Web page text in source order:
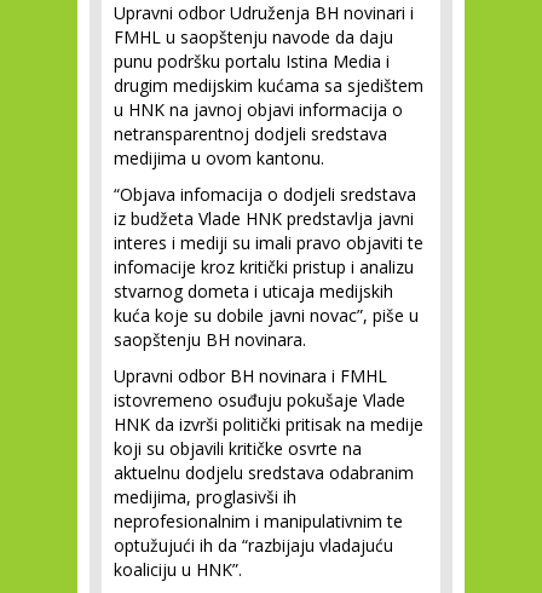
Upravni odbor Udruženja BH novinari i
FMHL u saopštenju navode da daju
punu podršku portalu Istina Media i
drugim medijskim kućama sa sjedištem
u HNK na javnoj objavi informacija o
netransparentnoj dodjeli sredstava
medijima u ovom kantonu.
“Objava infomacija o dodjeli sredstava
iz budžeta Vlade HNK predstavlja javni
interes i mediji su imali pravo objaviti te
infomacije kroz kritički pristup i analizu
stvarnog dometa i uticaja medijskih
kuća koje su dobile javni novac”, piše u
saopštenju BH novinara.
Upravni odbor BH novinara i FMHL
istovremeno osuđuju pokušaje Vlade
HNK da izvrši politički pritisak na medije
koji su objavili kritičke osvrte na
aktuelnu dodjelu sredstava odabranim
medijima, proglasivši ih
neprofesionalnim i manipulativnim te
optužujući ih da “razbijaju vladajuću
koaliciju u HNK”.